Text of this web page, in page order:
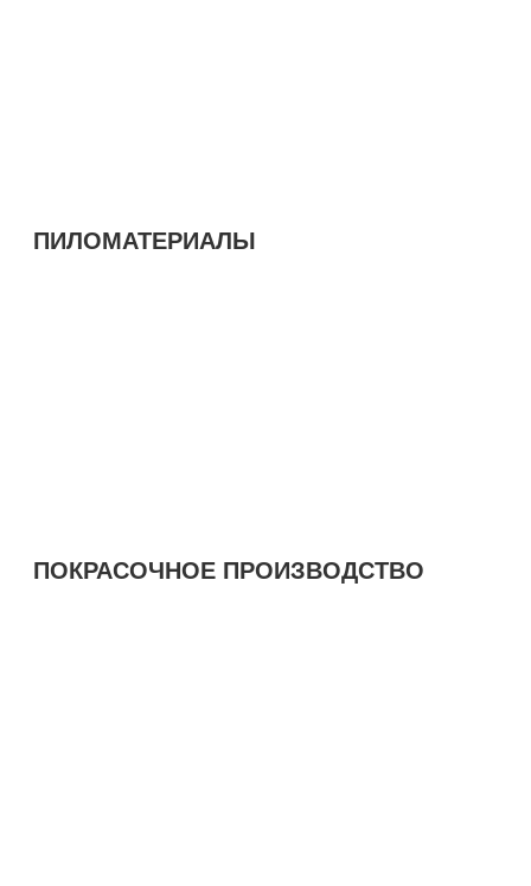
ПИЛОМАТЕРИАЛЫ
ПОКРАСОЧНОЕ ПРОИЗВОДСТВО